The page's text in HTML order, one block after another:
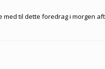
til dette foredrag i morgen